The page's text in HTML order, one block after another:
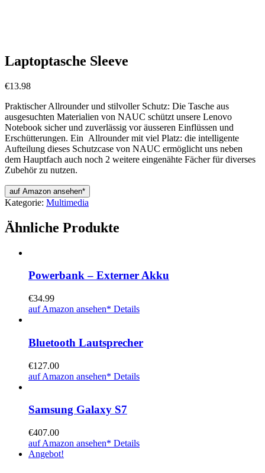
Laptoptasche Sleeve
€13.98
Praktischer Allrounder und stilvoller Schutz: Die Tasche aus
ausgesuchten Materialien von NAUC schützt unsere Lenovo
Notebook sicher und zuverlässig vor äusseren Einflüssen und
Erschütterungen. Ein Allrounder mit viel Platz: die intelligente
Aufteilung dieses Schutzcase von NAUC ermöglicht uns neben
dem Hauptfach auch noch 2 weitere eingenähte Fächer für diverses
Zubehör zu nutzen.
auf Amazon ansehen*
Kategorie: Multimedia
Ähnliche Produkte
Powerbank – Externer Akku
€34.99
auf Amazon ansehen* Details
Bluetooth Lautsprecher
€127.00
auf Amazon ansehen* Details
Samsung Galaxy S7
€407.00
auf Amazon ansehen* Details
Angebot!